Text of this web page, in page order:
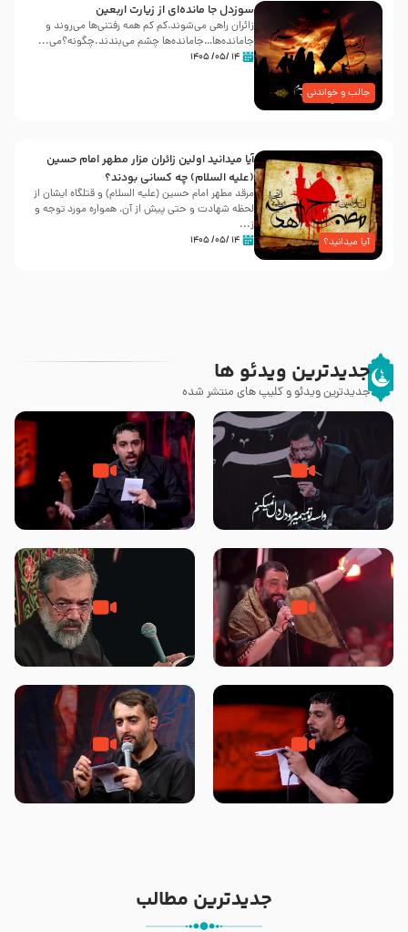
جالب و خواندنی
سوزدل جا مانده‌ای از زیارت اربعین
زائران راهی می‌شوند،کم‌ کم همه رفتنی‌ها می‌روند و
جامانده‌ها…جامانده‌ها چشم می‌بندند.چگونه؟می‌...
۱۴ /۰۵/ ۱۴۰۵
آیا میدانید؟
آیا میدانید اولین زائران مزار مطهر امام حسین
(علیه السلام) چه کسانی بودند؟
مرقد مطهر امام حسین (علیه السلام) و قتلگاه ایشان از
لحظه شهادت و حتی پیش از آن، همواره مورد توجه و
ز...
۱۴ /۰۵/ ۱۴۰۵
جدیدترین ویدئو ها
جدیدترین ویدئو و کلیپ های منتشر شده
مصداق کربلا – حاج حسین سیب
سرخی
شور ، حسینا! به‌ حق زهرا «أُنْظُرْ
إِلَینا» – عزاداری شب هفتم ماه
جانا جانا ابی عبدالله – کربلایی جواد
مقدم – شب هشتم محرم 1448 –
مادر منم مثل تو خمیدم – حاج
محمود کریمی – شهادت حضرت
هیئت رایة العباس علیه السلام
تک ، عبّاس، صاحب دل‌هاست –
حاج حنیف طاهری – عزاداری شب
من غلام نوکراتم من عاشق کربلاتم
– شور زمینه – شب هفتم – محرم
جدیدترین مطالب